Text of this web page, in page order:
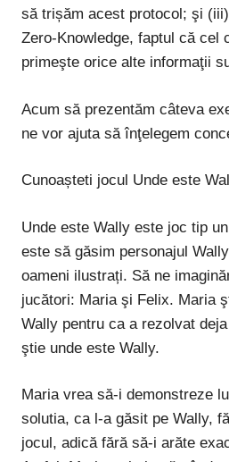
să trișăm acest protocol; şi
Zero-Knowledge, faptul că cel
primeşte orice alte informaţii
Acum să prezentăm câteva
ne vor ajuta să înţelegem
Cunoașteti jocul Unde este
Unde este Wally este joc tip
este să găsim personajul
oameni ilustrați. Să ne
jucători: Maria şi Felix. Maria
Wally pentru ca a rezolvat
ştie unde este Wally.
Maria vrea să-i demonstreze
solutia, ca l-a găsit pe Wally,
jocul, adică fără să-i arăte